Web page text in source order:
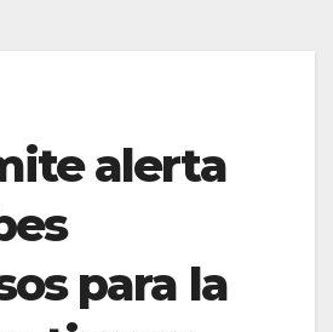
alerta
para la